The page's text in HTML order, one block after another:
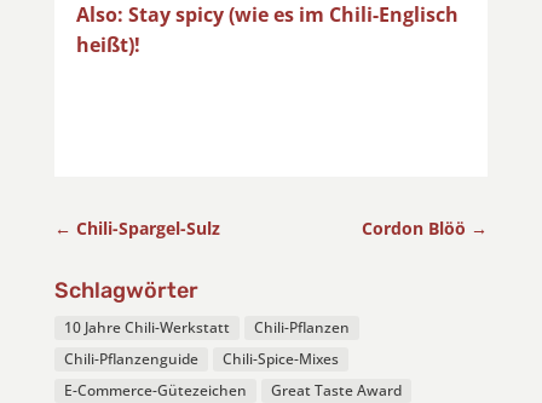
Also: Stay spicy (wie es im Chili-Englisch
heißt)!
← Chili-Spargel-Sulz Cordon Blöö →
Schlagwörter
10 Jahre Chili-Werkstatt
Chili-Pflanzen
Chili-Pflanzenguide
Chili-Spice-Mixes
E-Commerce-Gütezeichen
Great Taste Award